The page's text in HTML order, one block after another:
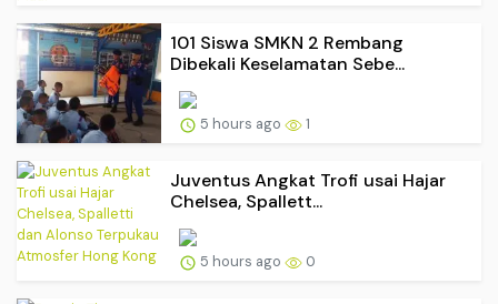
101 Siswa SMKN 2 Rembang
Dibekali Keselamatan Sebe...
5 hours ago 1
Juventus Angkat Trofi usai Hajar
Chelsea, Spallett...
5 hours ago 0